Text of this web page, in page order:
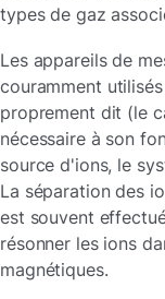
types de gaz
Les appareils de
couramment
proprement dit (le
nécessaire à son
source d'ions, le
La séparation des
est souvent
résonner les ions
magnétiques.